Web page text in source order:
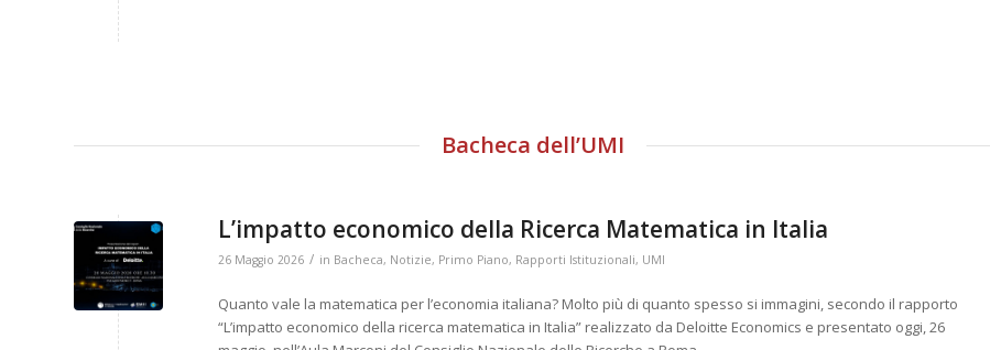
Bacheca dell’UMI
L’impatto economico della Ricerca Matematica in Italia
26 Maggio 2026 / in Bacheca, Notizie, Primo Piano, Rapporti Istituzionali, UMI
Quanto vale la matematica per l’economia italiana? Molto più di quanto spesso si immagini, secondo il rapporto
“L’impatto economico della ricerca matematica in Italia” realizzato da Deloitte Economics e presentato oggi, 26